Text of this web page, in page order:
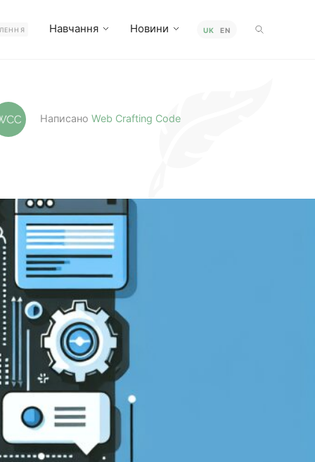
Навчання Новини UK EN
Написано Web Crafting Code